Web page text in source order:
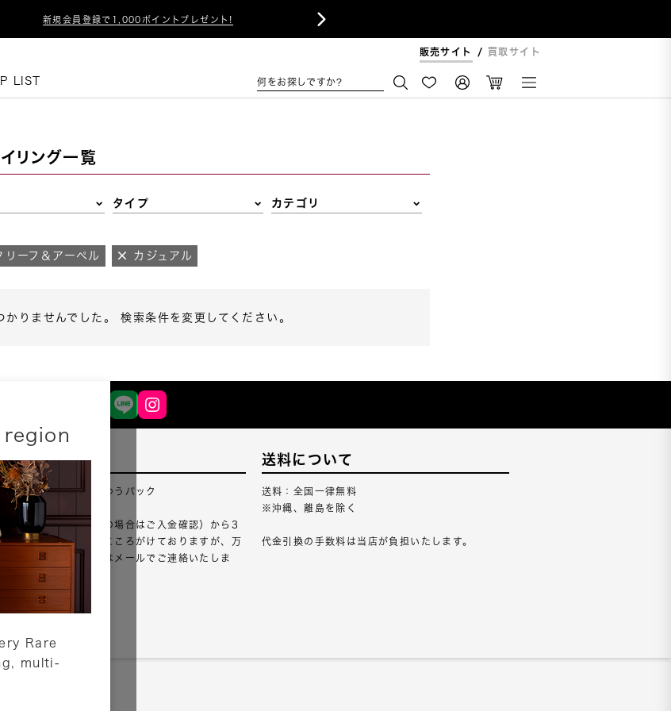
新規会員登録で1,000ポイントプレゼント! 
販売サイト 買取サイト
LIST 何をお探しですか?
リング一覧
タイプ カテゴリ
リーフ＆アーペル カジュアル
りませんでした。 検索条件を変更してください。
Rare
multi-
送について
配送業者：佐川急便・ゆうパック
ご注文確認（銀行振込の場合はご入金確認）から3
業日以内のご出荷をこころがけておりますが、万
が一出荷が遅れる場合はメールでご連絡いたしま
詳しくはこちら
送料について
送料：全国一律無料
※沖縄、離島を除く
代金引換の手数料は当店が負担いたします。